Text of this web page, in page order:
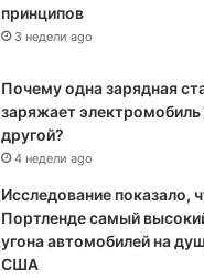
принципов
3 недели ago
Почему одна зарядная
заряжает
другой?
4 недели ago
Исследование показало,
Портленде самый
угона автомобилей на
США